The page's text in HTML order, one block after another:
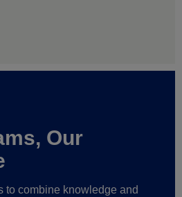
Our
to combine knowledge and